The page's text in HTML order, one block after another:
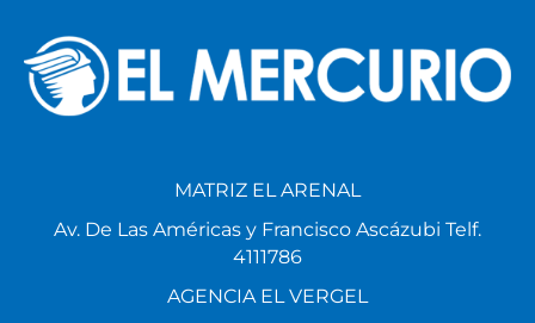
MATRIZ EL ARENAL
Av. De Las Américas y Francisco Ascázubi Telf.
4111786
AGENCIA EL VERGEL